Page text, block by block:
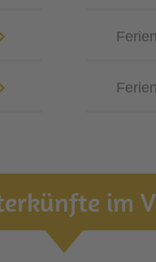
im